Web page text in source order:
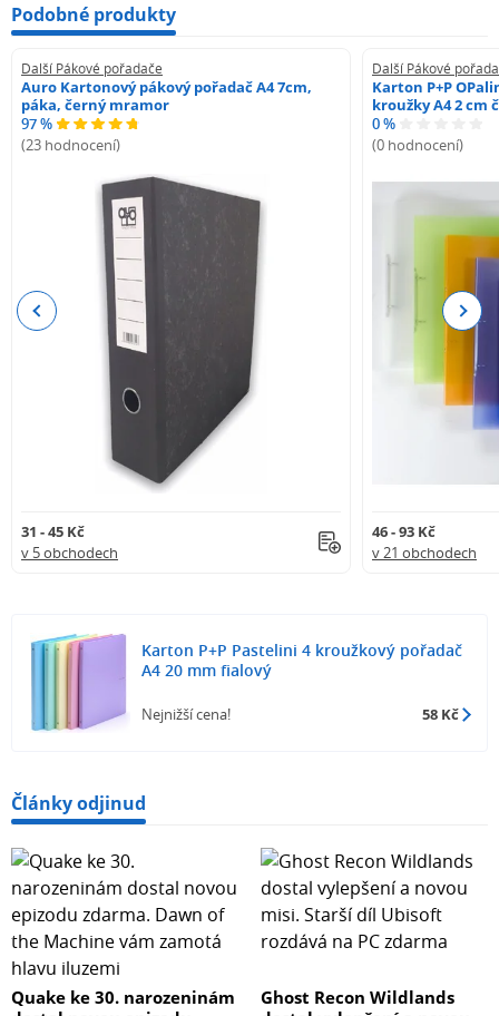
Podobné produkty
Další Pákové pořadače
Auro Kartonový pákový pořadač A4 7cm,
páka, černý mramor
97 %
(23 hodnocení)
31 - 45 Kč
v 5 obchodech
Další Pákové
Karton P+P
kroužky A4 2 cm
0 %
(0 hodnocení)
46 - 93 Kč
v 21 obchodech
Previous Next
Karton P+P Pastelini 4 kroužkový pořadač
A4 20 mm fialový
Nejnižší cena! 58 Kč
Články odjinud
Quake ke 30. narozeninám
Ghost Recon Wildlands